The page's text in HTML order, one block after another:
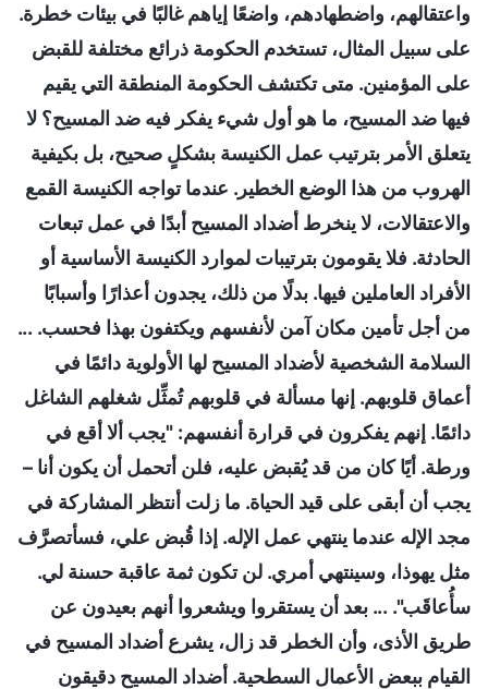
واعتقالهم، واضطهادهم، واضعًا إياهم غالبًا في بيئات خطرة.
على سبيل المثال، تستخدم الحكومة ذرائع مختلفة للقبض
على المؤمنين. متى تكتشف الحكومة المنطقة التي يقيم
فيها ضد المسيح، ما هو أول شيء يفكر فيه ضد المسيح؟ لا
يتعلق الأمر بترتيب عمل الكنيسة بشكلٍ صحيح، بل بكيفية
الهروب من هذا الوضع الخطير. عندما تواجه الكنيسة القمع
والاعتقالات، لا ينخرط أضداد المسيح أبدًا في عمل تبعات
الحادثة. فلا يقومون بترتيبات لموارد الكنيسة الأساسية أو
الأفراد العاملين فيها. بدلًا من ذلك، يجدون أعذارًا وأسبابًا
من أجل تأمين مكان آمن لأنفسهم ويكتفون بهذا فحسب. ...
السلامة الشخصية لأضداد المسيح لها الأولوية دائمًا في
أعماق قلوبهم. إنها مسألة في قلوبهم تُمثِّل شغلهم الشاغل
دائمًا. إنهم يفكرون في قرارة أنفسهم: "يجب ألا أقع في
ورطة. أيًا كان من قد يُقبض عليه، فلن أتحمل أن يكون أنا –
يجب أن أبقى على قيد الحياة. ما زلت أنتظر المشاركة في
مجد الإله عندما ينتهي عمل الإله. إذا قُبض علي، فسأتصرَّف
مثل يهوذا، وسينتهي أمري. لن تكون ثمة عاقبة حسنة لي.
سأُعاقَب". ... بعد أن يستقروا ويشعروا أنهم بعيدون عن
طريق الأذى، وأن الخطر قد زال، يشرع أضداد المسيح في
القيام ببعض الأعمال السطحية. أضداد المسيح دقيقون